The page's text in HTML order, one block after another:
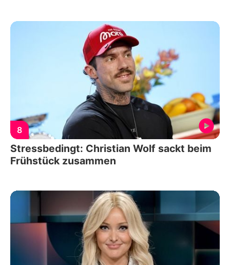
8
Stressbedingt: Christian Wolf sackt beim
Frühstück zusammen